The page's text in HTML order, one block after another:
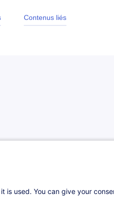
Contenus liés
des crèches et foyers de jour
used. You can give your